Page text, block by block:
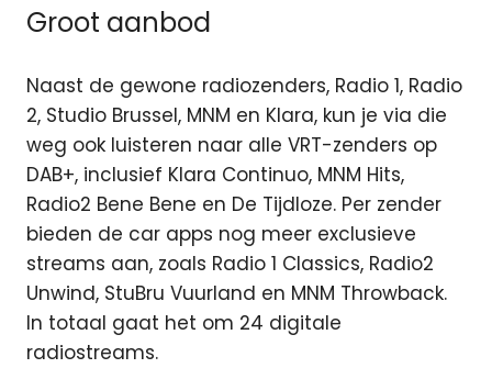
Groot aanbod
Naast de gewone radiozenders, Radio 1, Radio
2, Studio Brussel, MNM en Klara, kun je via die
weg ook luisteren naar alle VRT-zenders op
DAB+, inclusief Klara Continuo, MNM Hits,
Radio2 Bene Bene en De Tijdloze. Per zender
bieden de car apps nog meer exclusieve
streams aan, zoals Radio 1 Classics, Radio2
Unwind, StuBru Vuurland en MNM Throwback.
In totaal gaat het om 24 digitale
radiostreams.